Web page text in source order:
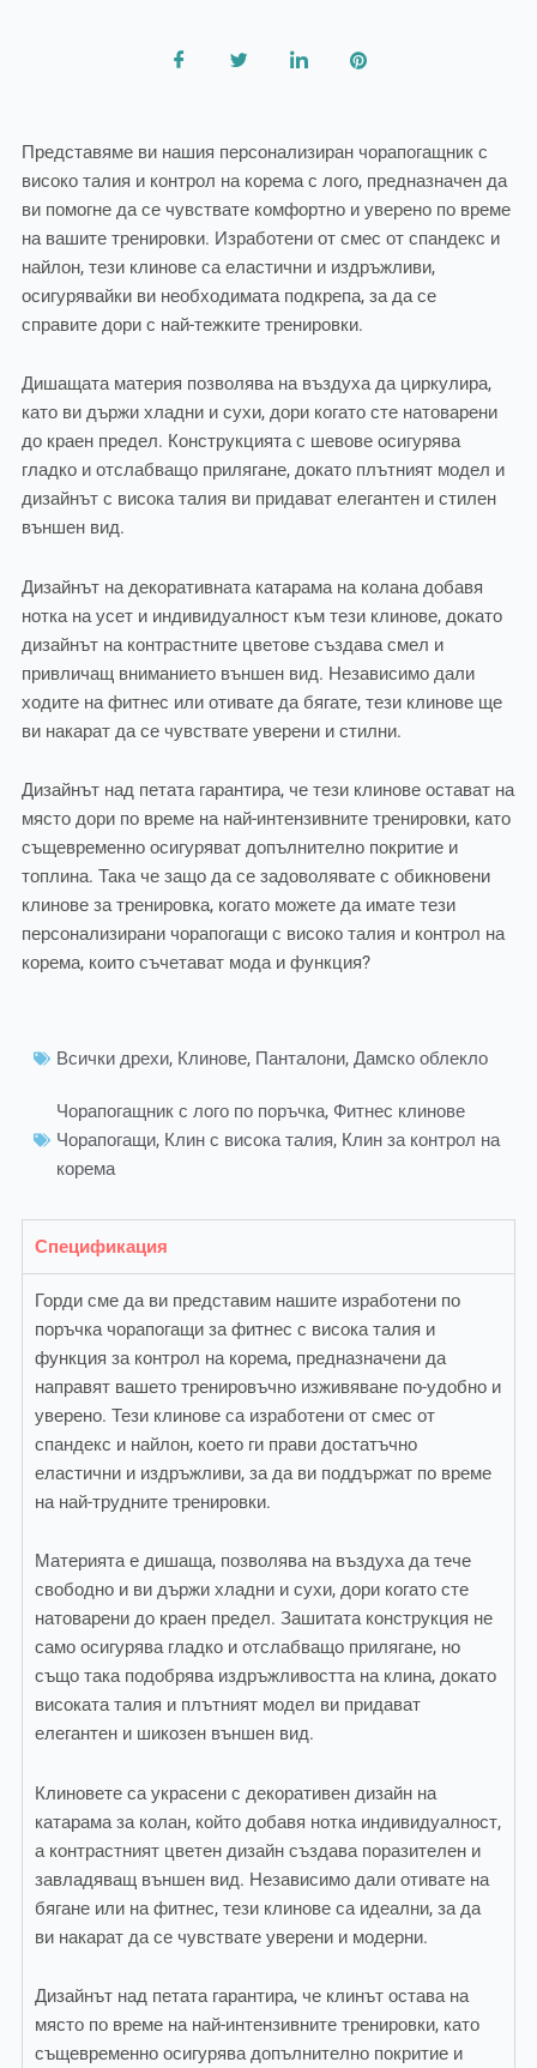
Представяме ви нашия персонализиран чорапогащник с
високо талия и контрол на корема с лого, предназначен да
ви помогне да се чувствате комфортно и уверено по време
на вашите тренировки. Изработени от смес от спандекс и
найлон, тези клинове са еластични и издръжливи,
осигурявайки ви необходимата подкрепа, за да се
справите дори с най-тежките тренировки.
Дишащата материя позволява на въздуха да циркулира,
като ви държи хладни и сухи, дори когато сте натоварени
до краен предел. Конструкцията с шевове осигурява
гладко и отслабващо прилягане, докато плътният модел и
дизайнът с висока талия ви придават елегантен и стилен
външен вид.
Дизайнът на декоративната катарама на колана добавя
нотка на усет и индивидуалност към тези клинове, докато
дизайнът на контрастните цветове създава смел и
привличащ вниманието външен вид. Независимо дали
ходите на фитнес или отивате да бягате, тези клинове ще
ви накарат да се чувствате уверени и стилни.
Дизайнът над петата гарантира, че тези клинове остават на
място дори по време на най-интензивните тренировки, като
същевременно осигуряват допълнително покритие и
топлина. Така че защо да се задоволявате с обикновени
клинове за тренировка, когато можете да имате тези
персонализирани чорапогащи с високо талия и контрол на
корема, които съчетават мода и функция?
Всички дрехи, Клинове, Панталони, Дамско облекло
Чорапогащник с лого по поръчка, Фитнес клинове
Чорапогащи, Клин с висока талия, Клин за контрол на
корема
Спецификация
Горди сме да ви представим нашите изработени по
поръчка чорапогащи за фитнес с висока талия и
функция за контрол на корема, предназначени да
направят вашето тренировъчно изживяване по-удобно и
уверено. Тези клинове са изработени от смес от
спандекс и найлон, което ги прави достатъчно
еластични и издръжливи, за да ви поддържат по време
на най-трудните тренировки.
Материята е дишаща, позволява на въздуха да тече
свободно и ви държи хладни и сухи, дори когато сте
натоварени до краен предел. Зашитата конструкция не
само осигурява гладко и отслабващо прилягане, но
също така подобрява издръжливостта на клина, докато
високата талия и плътният модел ви придават
елегантен и шикозен външен вид.
Клиновете са украсени с декоративен дизайн на
катарама за колан, който добавя нотка индивидуалност,
а контрастният цветен дизайн създава поразителен и
завладяващ външен вид. Независимо дали отивате на
бягане или на фитнес, тези клинове са идеални, за да
ви накарат да се чувствате уверени и модерни.
Дизайнът над петата гарантира, че клинът остава на
място по време на най-интензивните тренировки, като
същевременно осигурява допълнително покритие и